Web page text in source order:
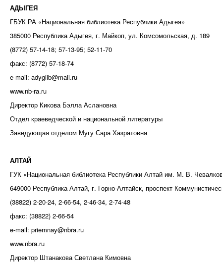
АДЫГЕЯ
ГБУК РА «Национальная библиотека Республики Адыгея»
385000 Республика Адыгея, г. Майкоп, ул. Комсомольская, д. 189
(8772) 57-14-18; 57-13-95; 52-11-70
факс: (8772) 57-18-74
e-mail: adyglib@mail.ru
www.nb-ra.ru
Директор Кикова Бэлла Аслановна
Отдел краеведческой и национальной литературы
Заведующая отделом Мугу Сара Хазратовна
АЛТАЙ
ГУК «Национальная библиотека Республики Алтай им. М. В.
649000 Республика Алтай, г. Горно-Алтайск, проспект
(38822) 2-20-24, 2-66-54, 2-46-34, 2-74-48
факс: (38822) 2-66-54
e-mail: priemnay@nbra.ru
www.nbra.ru
Директор Штанакова Светлана Кимовна